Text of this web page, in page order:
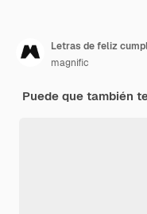
Letras de feliz
magnific
Puede que también